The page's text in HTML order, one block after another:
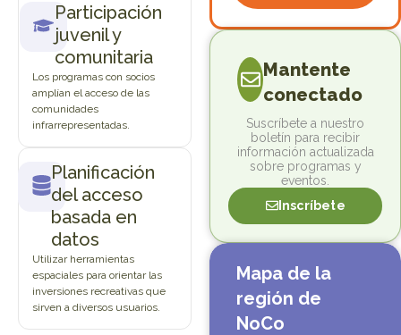
Participación
juvenil y
comunitaria
Los programas con socios
amplían el acceso de las
comunidades
infrarrepresentadas.
Planificación
del acceso
basada en
datos
Utilizar herramientas
espaciales para orientar las
inversiones recreativas que
sirven a diversos usuarios.
Mantente
conectado
Suscríbete a nuestro
boletín para recibir
información actualizada
sobre programas y
eventos.
Inscríbete
Mapa de la
región de
NoCo